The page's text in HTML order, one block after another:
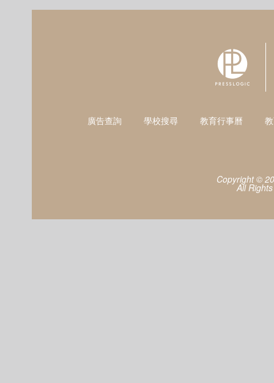
廣告查詢 學校搜尋 教育行事曆
Copyright ©
All